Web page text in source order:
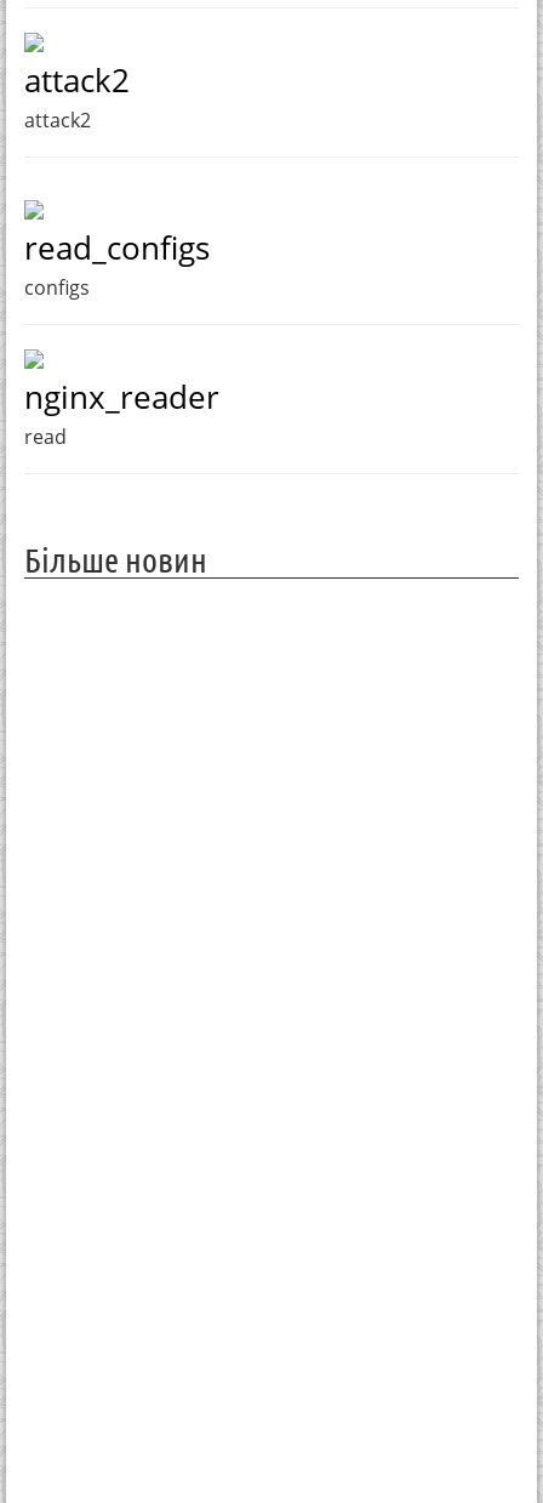
attack2
attack2
read_configs
configs
nginx_reader
read
Більше новин